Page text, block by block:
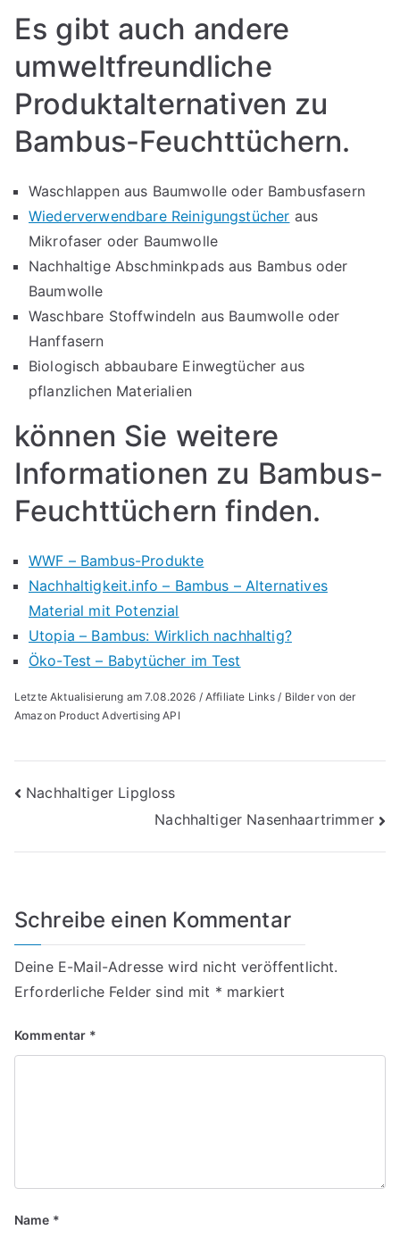
Es gibt auch andere
umweltfreundliche
Produktalternativen zu
Bambus-Feuchttüchern.
Waschlappen aus Baumwolle oder Bambusfasern
Wiederverwendbare Reinigungstücher aus
Mikrofaser oder Baumwolle
Nachhaltige Abschminkpads aus Bambus oder
Baumwolle
Waschbare Stoffwindeln aus Baumwolle oder
Hanffasern
Biologisch abbaubare Einwegtücher aus
pflanzlichen Materialien
können Sie weitere
Informationen zu Bambus-
Feuchttüchern finden.
WWF – Bambus-Produkte
Nachhaltigkeit.info – Bambus – Alternatives
Material mit Potenzial
Utopia – Bambus: Wirklich nachhaltig?
Öko-Test – Babytücher im Test
Letzte Aktualisierung am 7.08.2026 / Affiliate Links / Bilder von der
Amazon Product Advertising API
Beitragsnavigation
Nachhaltiger Lipgloss
Nachhaltiger Nasenhaartrimmer
Schreibe einen Kommentar
Deine E-Mail-Adresse wird nicht veröffentlicht.
Erforderliche Felder sind mit * markiert
Kommentar *
Name *